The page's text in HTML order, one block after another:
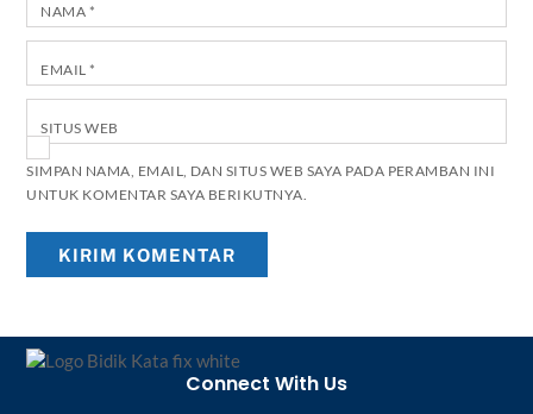
NAMA *
EMAIL *
SITUS WEB
SIMPAN NAMA, EMAIL, DAN SITUS WEB SAYA PADA PERAMBAN INI
UNTUK KOMENTAR SAYA BERIKUTNYA.
Back
Connect With Us